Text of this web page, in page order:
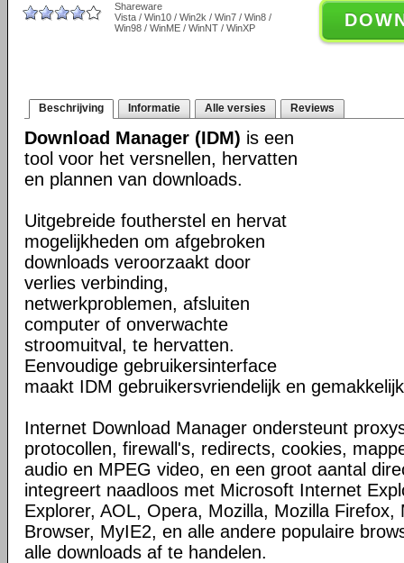
Shareware
Vista / Win10 / Win2k / Win7 / Win8 /
Win98 / WinME / WinNT / WinXP
Beschrijving Informatie Alle versies Reviews
Download Manager (IDM) is een
tool voor het versnellen, hervatten
en plannen van downloads.
Uitgebreide foutherstel en hervat
mogelijkheden om afgebroken
downloads veroorzaakt door
verlies verbinding,
netwerkproblemen, afsluiten
computer of onverwachte
stroomuitval, te hervatten.
Eenvoudige gebruikersinterface
maakt IDM gebruikersvriendelijk en
Internet Download Manager ondersteunt
protocollen, firewall's, redirects, cookies,
audio en MPEG video, en een groot aantal
integreert naadloos met Microsoft Internet
Explorer, AOL, Opera, Mozilla, Mozilla Firefox,
Browser, MyIE2, en alle andere populaire
alle downloads af te handelen.